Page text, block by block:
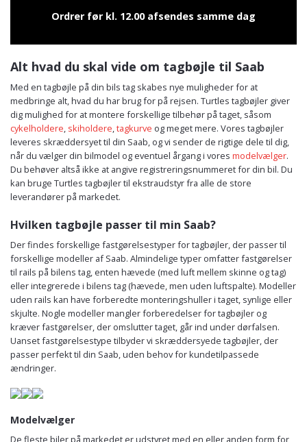
Ordrer før kl. 12.00 afsendes samme dag
Alt hvad du skal vide om tagbøjle til Saab
Med en tagbøjle på din bils tag skabes nye muligheder for at
medbringe alt, hvad du har brug for på rejsen. Turtles tagbøjler giver
dig mulighed for at montere forskellige tilbehør på taget, såsom
cykelholdere, skiholdere,tagkurve og meget mere. Vores tagbøjler
leveres skræddersyet til din Saab, og vi sender de rigtige dele til dig,
når du vælger din bilmodel og eventuel årgang i vores modelvælger.
Du behøver altså ikke at angive registreringsnummeret for din bil. Du
kan bruge Turtles tagbøjler til ekstraudstyr fra alle de store
leverandører på markedet.
Hvilken tagbøjle passer til min Saab?
Der findes forskellige fastgørelsestyper for tagbøjler, der passer til
forskellige modeller af Saab. Almindelige typer omfatter fastgørelser
til rails på bilens tag, enten hævede (med luft mellem skinne og tag)
eller integrerede i bilens tag (hævede, men uden luftspalte). Modeller
uden rails kan have forberedte monteringshuller i taget, synlige eller
skjulte. Nogle modeller mangler forberedelser for tagbøjler og
kræver fastgørelser, der omslutter taget, går ind under dørfalsen.
Uanset fastgørelsestype tilbyder vi skræddersyede tagbøjler, der
passer perfekt til din Saab, uden behov for kundetilpassede
ændringer.
Modelvælger
De fleste biler på markedet er udstyret med en eller anden form for